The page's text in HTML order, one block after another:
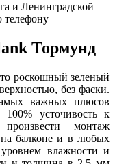
и Ленинградской
телефону
Тормунд
роскошный зеленый
без фаски.
важных плюсов
усточивость к
монтаж
балконе и в любых
влажности и